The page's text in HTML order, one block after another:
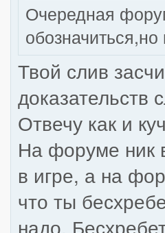
Очередная
Твой слив
доказательств
Отвечу как и
На форуме ник
в игре, а на
что ты
надо.